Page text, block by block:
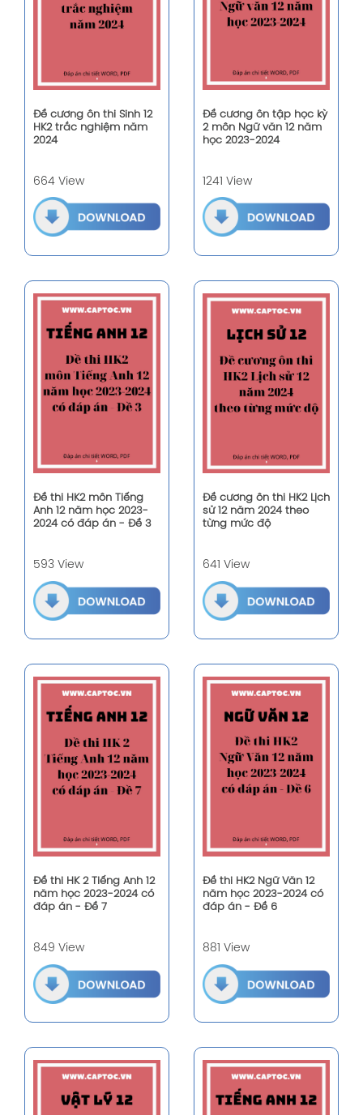
Đề cương ôn thi Sinh 12
HK2 trắc nghiệm năm
2024
664 View
Đề cương ôn tập học kỳ
2 môn Ngữ văn 12 năm
học 2023-2024
1241 View
Đề thi HK2 môn Tiếng
Anh 12 năm học 2023-
2024 có đáp án - Đề 3
593 View
Đề cương ôn thi HK2 Lịch
sử 12 năm 2024 theo
từng mức độ
641 View
Đề thi HK 2 Tiếng Anh 12
năm học 2023-2024 có
đáp án - Đề 7
849 View
Đề thi HK2 Ngữ Văn 12
năm học 2023-2024 có
đáp án - Đề 6
881 View